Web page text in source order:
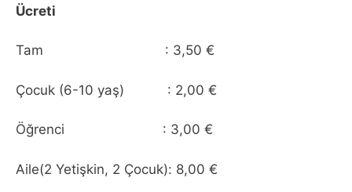
Ücreti
Tam : 3,50 €
Çocuk (6-10 yaş) : 2,00 €
Öğrenci : 3,00 €
Aile(2 Yetişkin, 2 Çocuk): 8,00 €